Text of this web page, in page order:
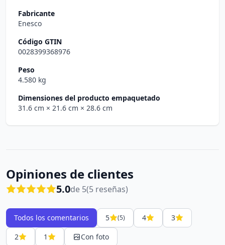
Fabricante
Enesco
Código GTIN
0028399368976
Peso
4.580 kg
Dimensiones del producto empaquetado
31.6 cm × 21.6 cm × 28.6 cm
Opiniones de clientes
5.0de 5(5 reseñas)
Todos los comentarios 5 (5) 4
3
2
1 Con foto